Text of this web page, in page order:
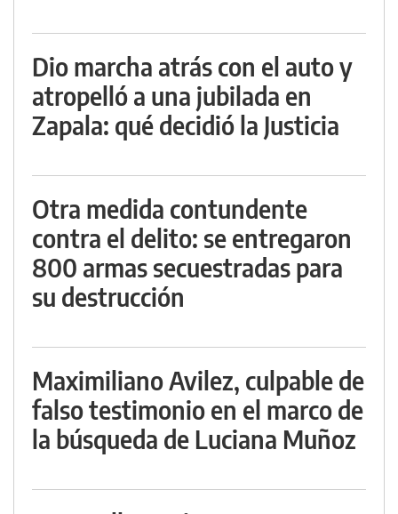
Dio marcha atrás con el auto y
atropelló a una jubilada en
Zapala: qué decidió la Justicia
Otra medida contundente
contra el delito: se entregaron
800 armas secuestradas para
su destrucción
Maximiliano Avilez, culpable de
falso testimonio en el marco de
la búsqueda de Luciana Muñoz